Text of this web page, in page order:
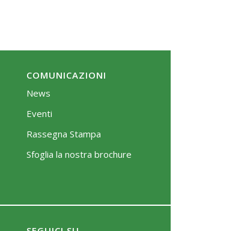
COMUNICAZIONI
News
Eventi
Rassegna Stampa
Sfoglia la nostra brochure